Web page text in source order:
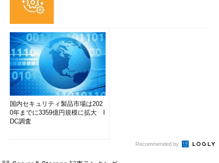
国内セキュリティ製品市場は202
0年までに3359億円規模に拡大 I
DC調査
Recommended by